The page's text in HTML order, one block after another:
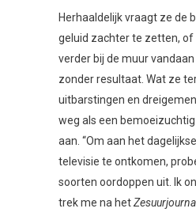
Herhaaldelijk vraagt ze de
geluid zachter te zetten,
verder bij de muur
zonder resultaat. Wat ze
uitbarstingen en
weg als een
aan. “Om aan het
televisie te ontkomen,
soorten oordoppen uit. Ik
trek me na het